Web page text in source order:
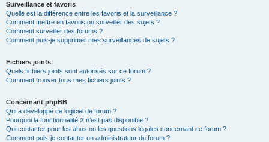
Surveillance et favoris
Quelle est la différence entre les favoris et la surveillance ?
Comment mettre en favoris ou surveiller des sujets ?
Comment surveiller des forums ?
Comment puis-je supprimer mes surveillances de sujets ?
Fichiers joints
Quels fichiers joints sont autorisés sur ce forum ?
Comment trouver tous mes fichiers joints ?
Concernant phpBB
Qui a développé ce logiciel de forum ?
Pourquoi la fonctionnalité X n’est pas disponible ?
Qui contacter pour les abus ou les questions légales concernant ce forum ?
Comment puis-je contacter un administrateur du forum ?